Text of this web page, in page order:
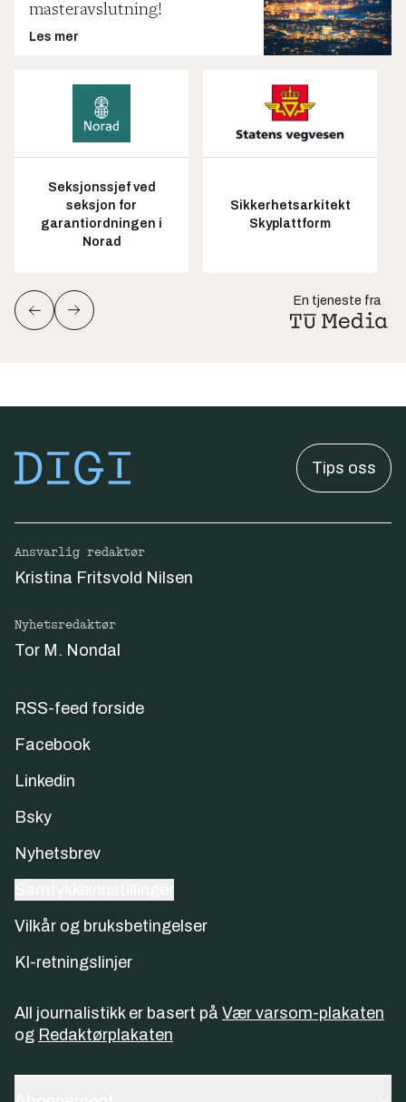
masteravslutning!
Les mer
Seksjonssjef ved
seksjon for
garantiordningen i
Norad
Sikkerhetsarkitekt
Skyplattform
En tjeneste fra
Tips oss
Ansvarlig redaktør
Kristina Fritsvold Nilsen
Nyhetsredaktør
Tor M. Nondal
RSS-feed forside
Facebook
Linkedin
Bsky
Nyhetsbrev
Vilkår og bruksbetingelser
KI-retningslinjer
All journalistikk er basert på Vær varsom-plakaten
og Redaktørplakaten